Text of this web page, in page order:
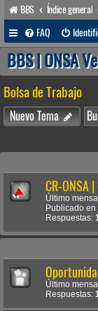
BBS Índice general
FAQ
BBS | ONSA
Bolsa de Trabajo
Nuevo Tema
CR-ONSA
Último
Publicado en
Respuestas:
Último
Respuestas: